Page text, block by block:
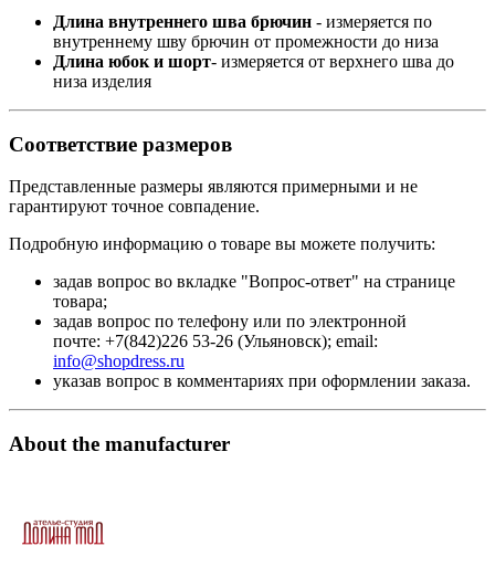
Длина внутреннего шва брючин - измеряется по
внутреннему шву брючин от промежности до низа
Длина юбок и шорт- измеряется от верхнего шва до
низа изделия
Соответствие размеров
Представленные размеры являются примерными и не
гарантируют точное совпадение.
Подробную информацию о товаре вы можете получить:
задав вопрос во вкладке "Вопрос-ответ" на странице
товара;
задав вопрос по телефону или по электронной
почте: +7(842)226 53-26 (Ульяновск); email:
info@shopdress.ru
указав вопрос в комментариях при оформлении заказа.
About the manufacturer